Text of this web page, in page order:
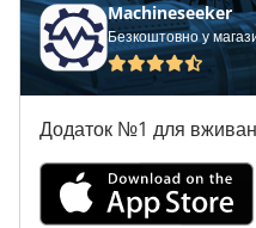
Machineseeker
Безкоштовно у
Додаток №1 для